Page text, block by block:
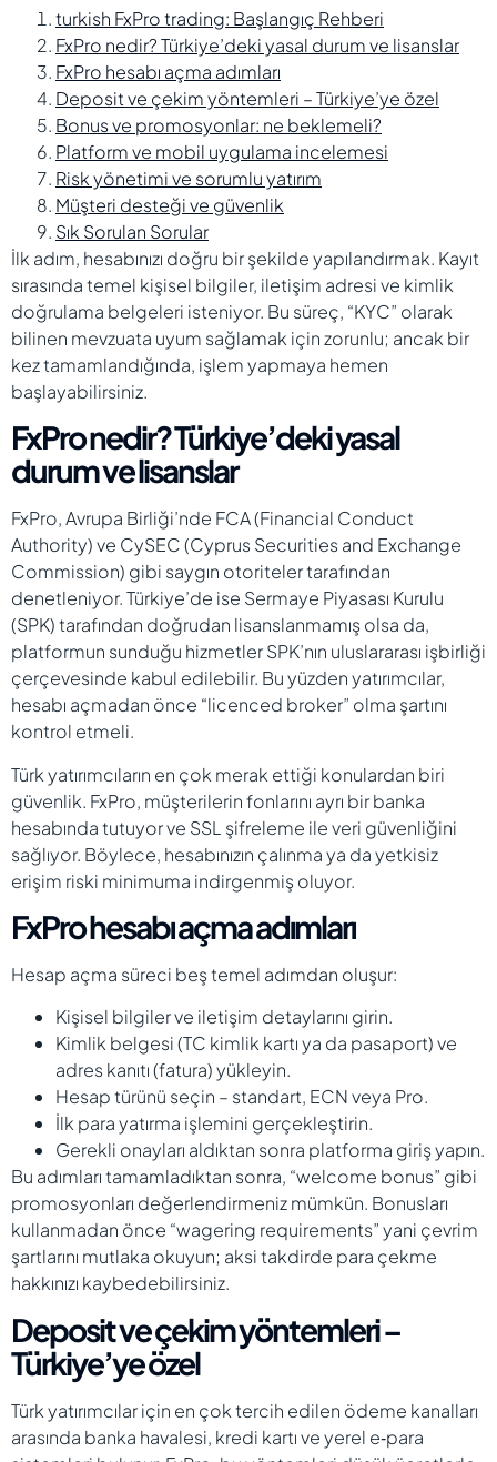
turkish FxPro trading: Başlangıç Rehberi
FxPro nedir? Türkiye’deki yasal durum ve lisanslar
FxPro hesabı açma adımları
Deposit ve çekim yöntemleri – Türkiye’ye özel
Bonus ve promosyonlar: ne beklemeli?
Platform ve mobil uygulama incelemesi
Risk yönetimi ve sorumlu yatırım
Müşteri desteği ve güvenlik
Sık Sorulan Sorular
İlk adım, hesabınızı doğru bir şekilde yapılandırmak. Kayıt
sırasında temel kişisel bilgiler, iletişim adresi ve kimlik
doğrulama belgeleri isteniyor. Bu süreç, “KYC” olarak
bilinen mevzuata uyum sağlamak için zorunlu; ancak bir
kez tamamlandığında, işlem yapmaya hemen
başlayabilirsiniz.
FxPro nedir? Türkiye’deki yasal
durum ve lisanslar
FxPro, Avrupa Birliği’nde FCA (Financial Conduct
Authority) ve CySEC (Cyprus Securities and Exchange
Commission) gibi saygın otoriteler tarafından
denetleniyor. Türkiye’de ise Sermaye Piyasası Kurulu
(SPK) tarafından doğrudan lisanslanmamış olsa da,
platformun sunduğu hizmetler SPK’nın uluslararası işbirliği
çerçevesinde kabul edilebilir. Bu yüzden yatırımcılar,
hesabı açmadan önce “licenced broker” olma şartını
kontrol etmeli.
Türk yatırımcıların en çok merak ettiği konulardan biri
güvenlik. FxPro, müşterilerin fonlarını ayrı bir banka
hesabında tutuyor ve SSL şifreleme ile veri güvenliğini
sağlıyor. Böylece, hesabınızın çalınma ya da yetkisiz
erişim riski minimuma indirgenmiş oluyor.
FxPro hesabı açma adımları
Hesap açma süreci beş temel adımdan oluşur:
Kişisel bilgiler ve iletişim detaylarını girin.
Kimlik belgesi (TC kimlik kartı ya da pasaport) ve
adres kanıtı (fatura) yükleyin.
Hesap türünü seçin – standart, ECN veya Pro.
İlk para yatırma işlemini gerçekleştirin.
Gerekli onayları aldıktan sonra platforma giriş yapın.
Bu adımları tamamladıktan sonra, “welcome bonus” gibi
promosyonları değerlendirmeniz mümkün. Bonusları
kullanmadan önce “wagering requirements” yani çevrim
şartlarını mutlaka okuyun; aksi takdirde para çekme
hakkınızı kaybedebilirsiniz.
Deposit ve çekim yöntemleri –
Türkiye’ye özel
Türk yatırımcılar için en çok tercih edilen ödeme kanalları
arasında banka havalesi, kredi kartı ve yerel e‑para